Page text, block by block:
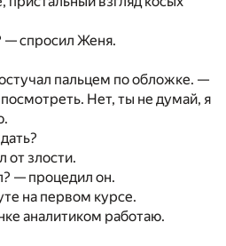
— спросил Женя.
пальцем по обложке. —
Нет, ты не думай, я
от злости.
— процедил он.
на первом курсе.
аналитиком работаю.